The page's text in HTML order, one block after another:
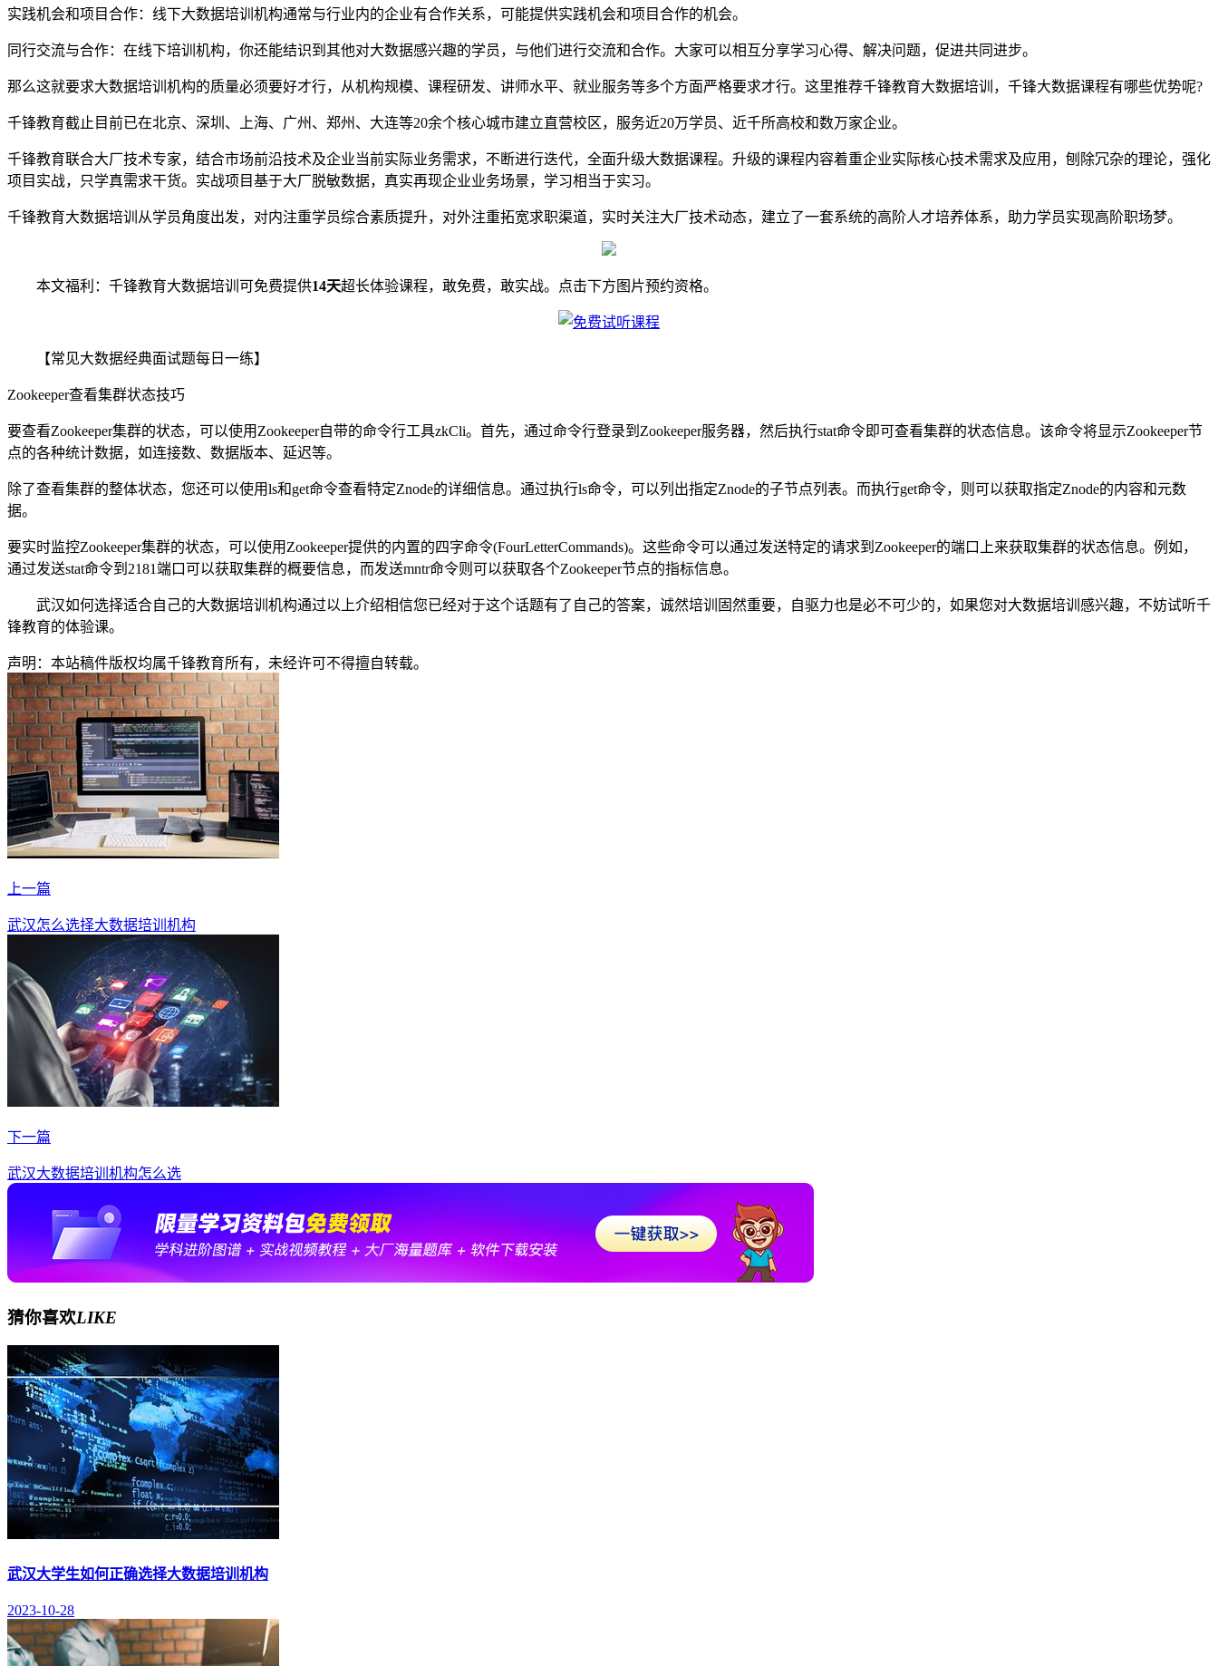
实践机会和项目合作：线下大数据培训机构通常与行业内的企业有合作关系，可能提供实践机会和项目合作的机会。
同行交流与合作：在线下培训机构，你还能结识到其他对大数据感兴趣的学员，与他们进行交流和合作。大家可以相互分享学习心得、解决问题，促进共同进步。
那么这就要求大数据培训机构的质量必须要好才行，从机构规模、课程研发、讲师水平、就业服务等多个方面严格要求才行。这里推荐千锋教育大数据培训，千锋大数据课程有哪些优势呢?
千锋教育截止目前已在北京、深圳、上海、广州、郑州、大连等20余个核心城市建立直营校区，服务近20万学员、近千所高校和数万家企业。
千锋教育联合大厂技术专家，结合市场前沿技术及企业当前实际业务需求，不断进行迭代，全面升级大数据课程。升级的课程内容着重企业实际核心技术需求及应用，刨除冗杂的理论，强化
项目实战，只学真需求干货。实战项目基于大厂脱敏数据，真实再现企业业务场景，学习相当于实习。
千锋教育大数据培训从学员角度出发，对内注重学员综合素质提升，对外注重拓宽求职渠道，实时关注大厂技术动态，建立了一套系统的高阶人才培养体系，助力学员实现高阶职场梦。
本文福利：千锋教育大数据培训可免费提供14天超长体验课程，敢免费，敢实战。点击下方图片预约资格。
【常见大数据经典面试题每日一练】
Zookeeper查看集群状态技巧
要查看Zookeeper集群的状态，可以使用Zookeeper自带的命令行工具zkCli。首先，通过命令行登录到Zookeeper服务器，然后执行stat命令即可查看集群的状态信息。该命令将显示Zookeeper节
点的各种统计数据，如连接数、数据版本、延迟等。
除了查看集群的整体状态，您还可以使用ls和get命令查看特定Znode的详细信息。通过执行ls命令，可以列出指定Znode的子节点列表。而执行get命令，则可以获取指定Znode的内容和元数
据。
要实时监控Zookeeper集群的状态，可以使用Zookeeper提供的内置的四字命令(FourLetterCommands)。这些命令可以通过发送特定的请求到Zookeeper的端口上来获取集群的状态信息。例如，
通过发送stat命令到2181端口可以获取集群的概要信息，而发送mntr命令则可以获取各个Zookeeper节点的指标信息。
武汉如何选择适合自己的大数据培训机构通过以上介绍相信您已经对于这个话题有了自己的答案，诚然培训固然重要，自驱力也是必不可少的，如果您对大数据培训感兴趣，不妨试听千
锋教育的体验课。
声明：本站稿件版权均属千锋教育所有，未经许可不得擅自转载。
上一篇
武汉怎么选择大数据培训机构
下一篇
武汉大数据培训机构怎么选
猜你喜欢LIKE
武汉大学生如何正确选择大数据培训机构
2023-10-28